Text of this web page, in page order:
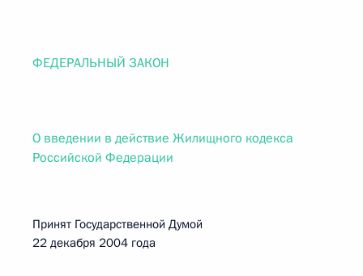
ФЕДЕРАЛЬНЫЙ ЗАКОН
О введении в действие Жилищного кодекса
Российской Федерации
Принят Государственной Думой
22 декабря 2004 года